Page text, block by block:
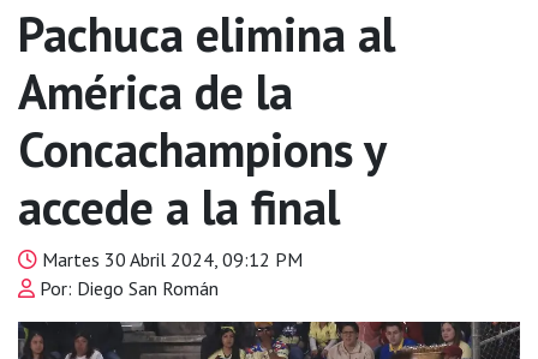
Pachuca elimina al
América de la
Concachampions y
accede a la final
Martes 30 Abril 2024, 09:12 PM
Por: Diego San Román